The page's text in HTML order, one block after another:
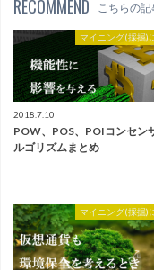
RECOMMEND こちらの記
マイニング(採掘)
2018.7.10
POW、POS、POIコンセン
ルゴリズムまとめ
マイニング(採掘)